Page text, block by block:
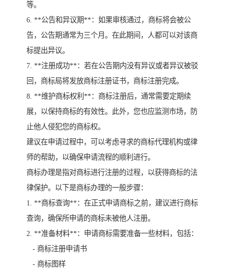
等。
6. **公告和异议期**：如果审核通过，商标将会被公
告，公告期通常为三个月。在此期间，人都可以对该商
标提出异议。
7. **注册成功**：若在公告期内没有异议或者异议被驳
回，商标局将发放商标注册证书，商标注册完成。
8. **维护商标权利**：商标注册后，通常需要定期续
展，以保持商标的有效性。此外，您也应监测市场，防
止他人侵犯您的商标权。
建议在申请过程中，可以考虑寻求的商标代理机构或律
师的帮助，以确保申请流程的顺利进行。
商标办理是指对商标进行注册的过程，以获得商标的法
律保护。以下是商标办理的一般步骤：
1. **商标查询**：在正式申请商标之前，建议进行商标
查询，确保所申请的商标未被他人注册。
2. **准备材料**：申请商标需要准备一些材料，包括：
- 商标注册申请书
- 商标图样